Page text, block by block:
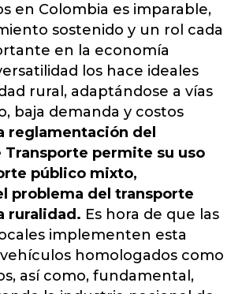
en Colombia es imparable,
sostenido y un rol cada
en la economía
los hace ideales
rural, adaptándose a vías
baja demanda y costos
reglamentación del
permite su uso
público mixto,
problema del transporte
ruralidad. Es hora de que las
implementen esta
homologados como
así como, fundamental,